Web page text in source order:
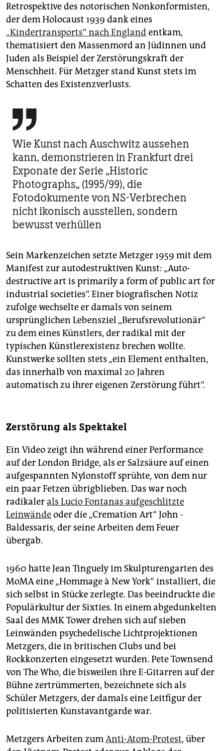
Retrospektive des notorischen Nonkonformisten,
der dem Holocaust 1939 dank eines
„Kindertransports“ nach Englandentkam,
thematisiert den Massenmord an Jüdinnen und
Juden als Beispiel der Zerstörungskraft der
Menschheit. Für Metzger stand Kunst stets im
Schatten des Existenzverlusts.

Wie Kunst nach Auschwitz aussehen
kann, demonstrieren in Frankfurt drei
Exponate der Serie „Historic
Photographs„ (1995/99), die
Fotodokumente von NS-Verbrechen
nicht ikonisch ausstellen, sondern
bewusst verhüllen
Sein Markenzeichen setzte Metzger 1959 mit dem
Manifest zur autodestruktiven Kunst: „Auto-
destructive art is primarily a form of public art for
industrial societies“. Einer biografischen Notiz
zufolge wechselte er damals von seinem
ursprünglichen Lebensziel „Berufsrevolutionär“
zu dem eines Künstlers, der radikal mit der
typischen Künstlerexistenz brechen wollte.
Kunstwerke sollten stets „ein Element enthalten,
das innerhalb von maximal 20 Jahren
automatisch zu ihrer eigenen Zerstörung führt“.
Zerstörung als Spektakel
Ein Video zeigt ihn während einer Performance
auf der London Bridge, als er Salzsäure auf einen
aufgespannten Nylonstoff sprühte, von dem nur
ein paar Fetzen übrigblieben. Das war noch
radikalerals Lucio Fontanas aufgeschlitzte
Leinwändeoder die „Cremation Art“ John ­
Baldessaris, der seine Arbeiten dem Feuer
übergab.
1960 hatte Jean Tinguely im Skulpturengarten des
MoMA eine „Hommage à New York“ installiert, die
sich selbst in Stücke zerlegte. Das beeindruckte die
Populärkultur der Sixties. In einem abgedunkelten
Saal des MMK Tower drehen sich auf sieben
Leinwänden psychedelische Lichtprojektionen
Metzgers, die in britischen Clubs und bei
Rockkonzerten eingesetzt wurden. Pete Townsend
von The Who, die bisweilen ihre E-Gitarren auf der
Bühne zertrümmerten, bezeichnete sich als
Schüler Metzgers, der damals eine Leitfigur der
politisierten Kunstavantgarde war.
Metzgers Arbeiten zumAnti-Atom-Protest, über